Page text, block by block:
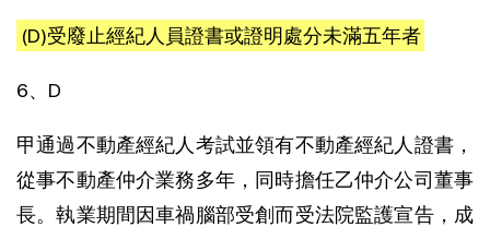
(D)受廢止經紀人員證書或證明處分未滿五年者
6、D
甲通過不動產經紀人考試並領有不動產經紀人證書，
從事不動產仲介業務多年，同時擔任乙仲介公司董事
長。執業期間因車禍腦部受創而受法院監護宣告，成